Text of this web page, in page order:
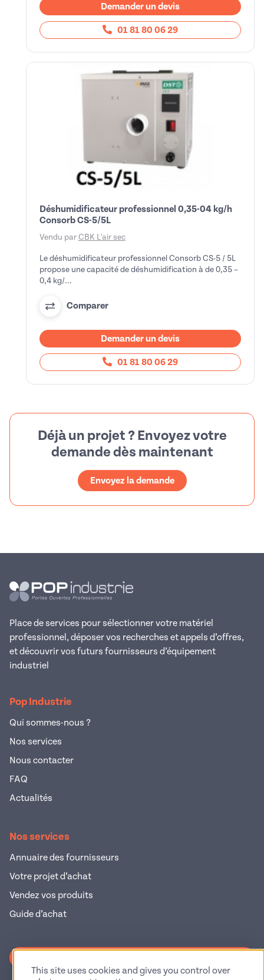
Demander un devis
01 81 80 06 29
Déshumidificateur professionnel 0,35-04 kg/h
Consorb CS-5/5L
Vendu par CBK L'air sec
Le déshumidificateur professionnel Consorb CS-5 / 5L
propose une capacité de déshumidification à de 0,35 –
0,4 kg/...
Comparer
Demander un devis
01 81 80 06 29
Déjà un projet ? Envoyez votre
demande dès maintenant
Envoyez la demande
Place de services pour sélectionner votre matériel
professionnel, déposer vos recherches et appels d’offres,
et découvrir vos futurs fournisseurs d’équipement
industriel
Pop Industrie
Qui sommes-nous ?
Nos services
Nous contacter
FAQ
Actualités
Nos services
Annuaire des fournisseurs
Votre projet d’achat
Vendez vos produits
Guide d’achat
This site uses cookies and gives you control over